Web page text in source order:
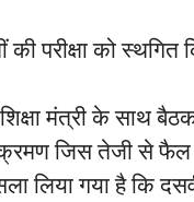
परीक्षा को स्थगित
मंत्री के साथ
जिस तेजी से फैल
लिया गया है कि